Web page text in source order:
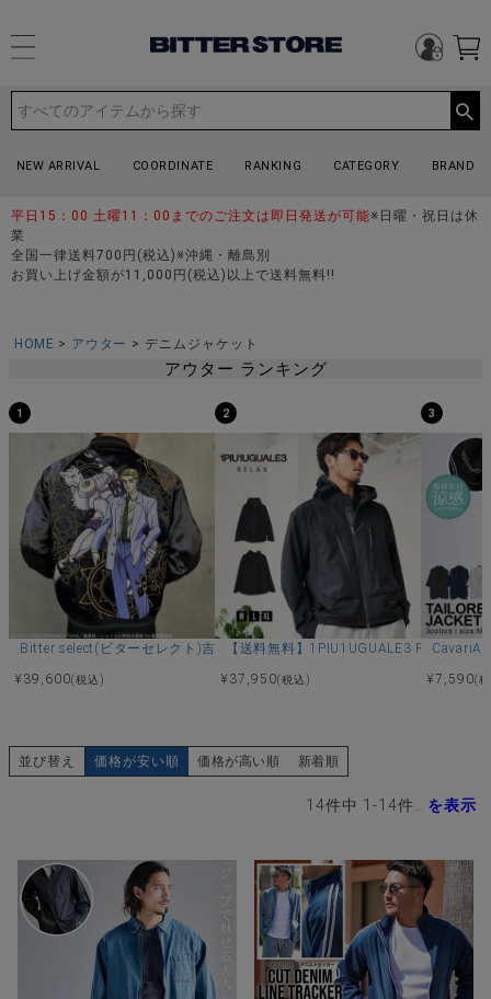
NEW ARRIVAL COORDINATE RANKING CATEGORY BRAND
平日15：00 土曜11：00までのご注文は即日発送が可能※日曜・祝日は休
業
全国一律送料700円(税込)※沖縄・離島別
お買い上げ金額が11,000円(税込)以上で送料無料!!
HOME アウター デニムジャケット
アウター ランキング
1
Bitter select(ビターセレクト)吉良吉影スカジャン/全1色
¥ 39,600(税込)
2
【送料無料】1PIU1UGUALE3 RELAX(
¥ 37,950(税込)
3
¥7,590(
並び替え 価格が安い順 価格が高い順 新着順
14件中 1 -14 件表示